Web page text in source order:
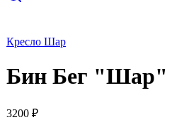
Кресло Шар
Бин Бег "Шар"
3200 ₽